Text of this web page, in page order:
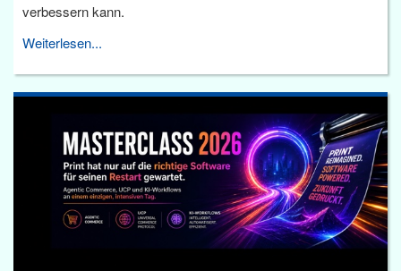
verbessern kann.
Weiterlesen...